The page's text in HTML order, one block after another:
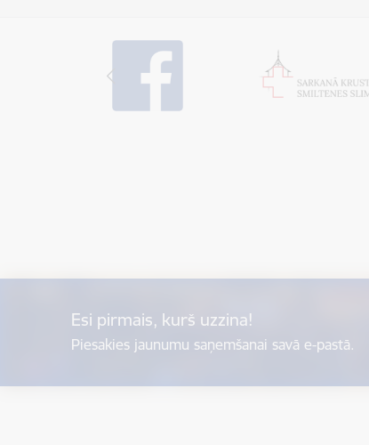
Esi pirmais, kurš uzzina!
Piesakies jaunumu saņemšanai savā e-pastā.